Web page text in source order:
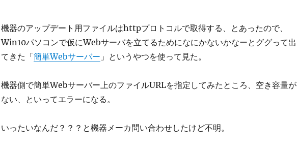
機器のアップデート用ファイルはhttpプロトコルで取得する、とあったので、
Win10パソコンで仮にWebサーバを立てるためになにかないかなーとググって出
てきた「簡単Webサーバー 」というやつを使って見た。
機器側で簡単Webサーバー上のファイルURLを指定してみたところ、空き容量が
ない、といってエラーになる。
いったいなんだ？？？と機器メーカ問い合わせしたけど不明。